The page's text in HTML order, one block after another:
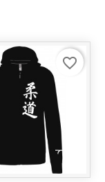
favorite_border